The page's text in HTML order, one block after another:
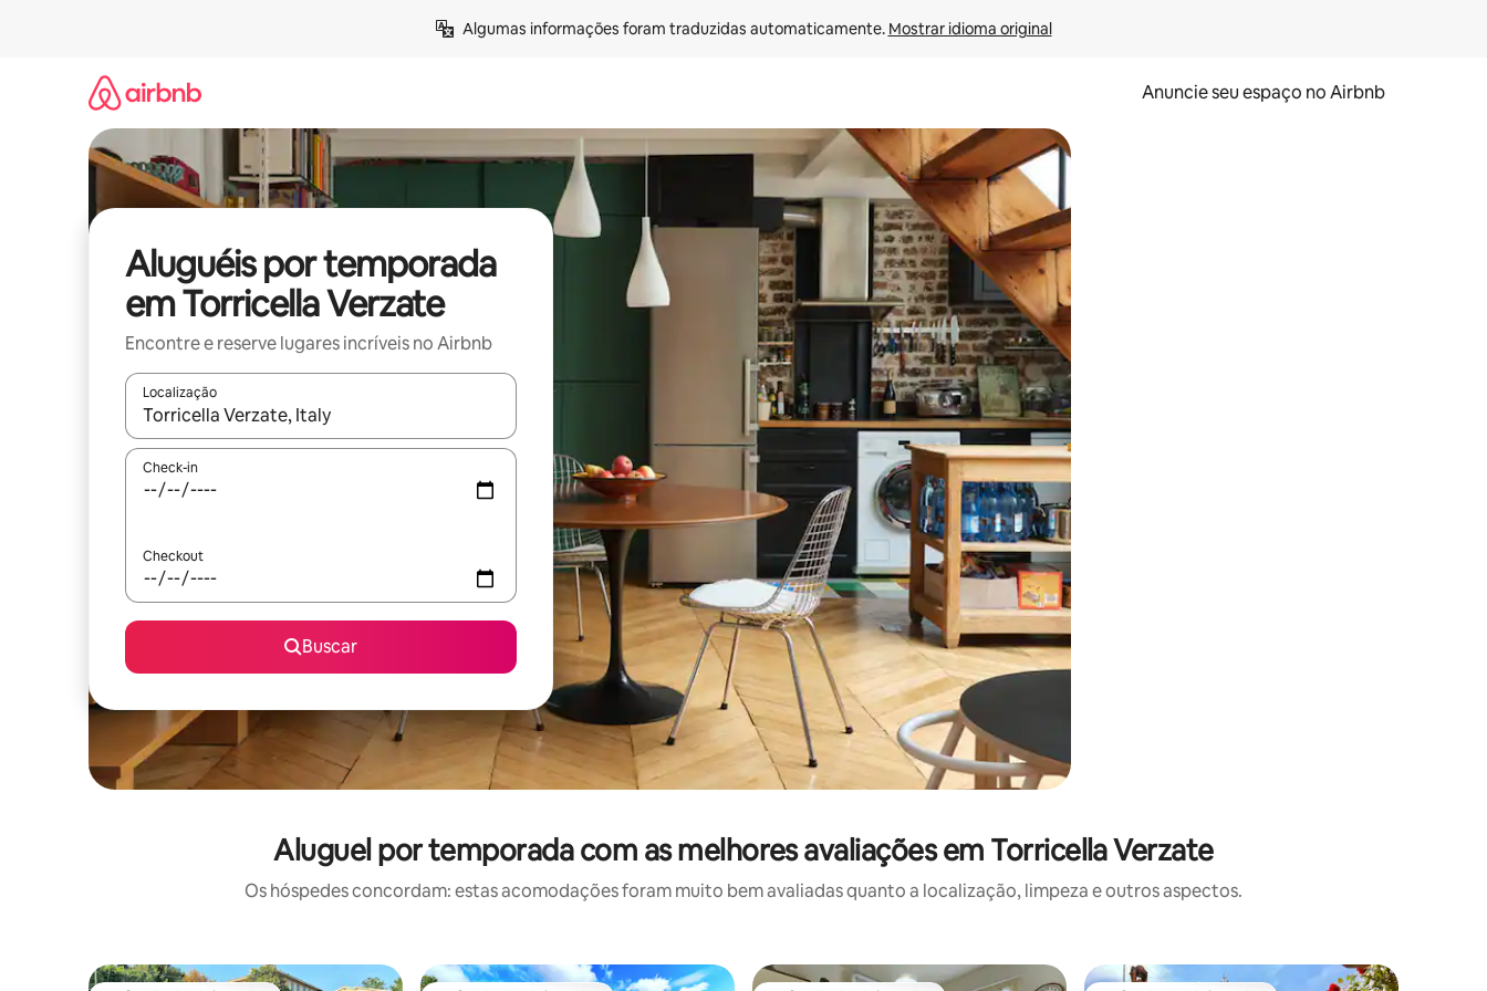
Algumas informações foram traduzidas automaticamente. Mostrar idioma original
Anuncie seu espaço no Airbnb
Aluguéis por temporada
em Torricella Verzate
Encontre e reserve lugares incríveis no Airbnb
Localização
Quando os resultados estiverem disponíveis, explore-os usando as seta para cima e para baixo do teclado ou tocando e deslizando o dedo na tela.
Check-in
Checkout
Buscar
Aluguel por temporada com as melhores avaliações em Torricella Verzate
Os hóspedes concordam: estas acomodações foram muito bem avaliadas quanto a localização, limpeza e outros aspectos.